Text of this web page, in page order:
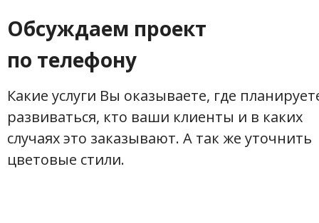
Обсуждаем проект
по телефону
Какие услуги Вы оказываете, где
развиваться, кто ваши клиенты и в каких
случаях это заказывают. А так же уточнить
цветовые стили.